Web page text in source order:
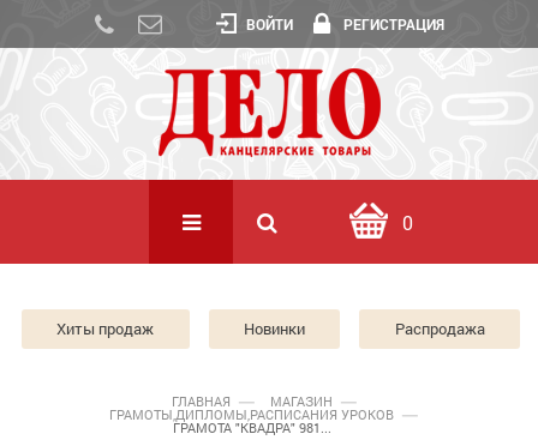
ВОЙТИ РЕГИСТРАЦИЯ
0
Хиты продаж Новинки Распродажа
ГЛАВНАЯ МАГАЗИН
ГРАМОТЫ,ДИПЛОМЫ,РАСПИСАНИЯ УРОКОВ
ГРАМОТА "КВАДРА" 981...